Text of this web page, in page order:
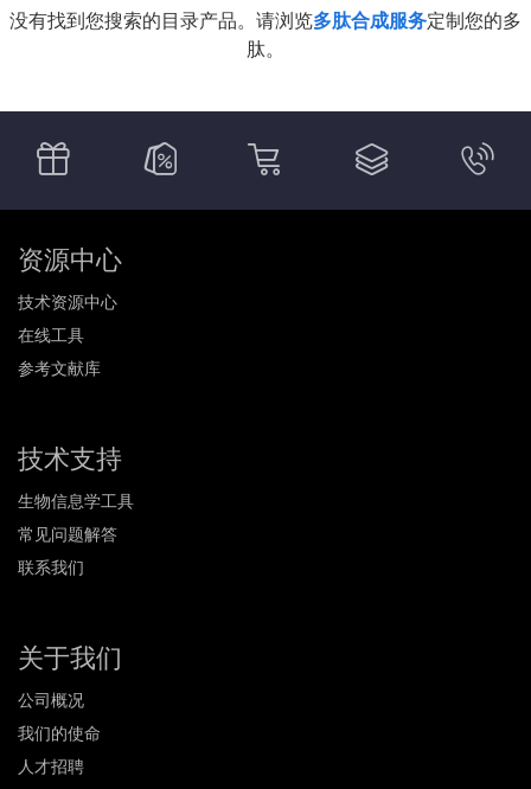
没有找到您搜索的目录产品。请浏览多肽合成服务定制您的多
肽。
资源中心
技术资源中心
在线工具
参考文献库
技术支持
生物信息学工具
常见问题解答
联系我们
关于我们
公司概况
我们的使命
人才招聘